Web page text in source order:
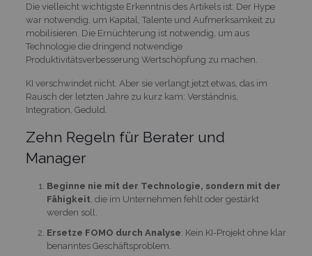
Die vielleicht wichtigste Erkenntnis des Artikels ist: Der Hype
war notwendig, um Kapital, Talente und Aufmerksamkeit zu
mobilisieren. Die Ernüchterung ist notwendig, um aus
Technologie die dringend notwendige
Produktivitätsverbesserung Wertschöpfung zu machen.
KI verschwindet nicht. Aber sie verlangt jetzt etwas, das im
Rausch der letzten Jahre zu kurz kam: Verständnis,
Integration, Geduld.
Zehn Regeln für Berater und
Manager
Beginne nie mit der Technologie, sondern mit der
Fähigkeit , die im Unternehmen fehlt oder gestärkt
werden soll.
Ersetze FOMO durch Analyse: Kein KI-Projekt ohne klar
benanntes Geschäftsproblem.